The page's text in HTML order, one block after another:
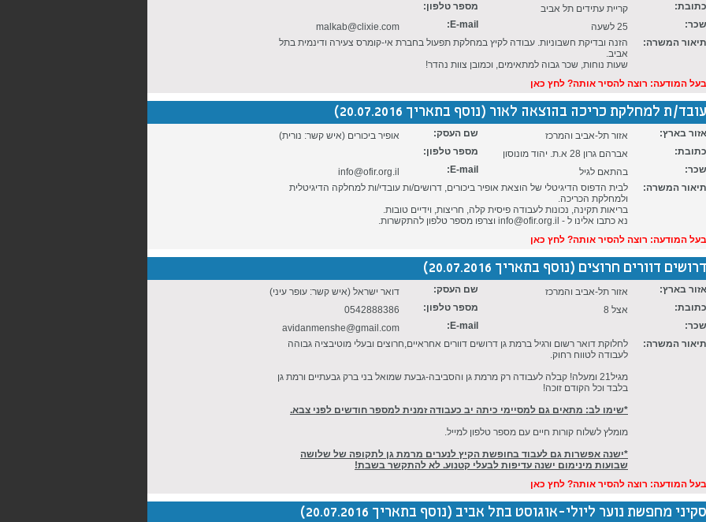
כתובת:
קריית עתידים תל אביב
מספר טלפון:
שכר:
25 לשעה E-mail:
malkab@clixie.com
תיאור המשרה:
הזנה ובדיקת חשבוניות. עבודה לקיץ במחלקת תפעול בחברת אי-קומרס צעירה ודינמית בתל
אביב.
שעות נוחות, שכר גבוה למתאימים, וכמובן צוות נהדר!
בעל המודעה: רוצה להסיר אותה? לחץ כאן
עובד/ת למחלקת כריכה בהוצאה לאור (נוסף בתאריך 20.07.2016)
אזור בארץ: אזור תל-אביב והמרכז שם העסק:
אופיר ביכורים (איש קשר: נורית)
כתובת:
אברהם גרון 28 א.ת. יהוד מונוסון
מספר טלפון:
שכר:
בהתאם לגיל E-mail:
info@ofir.org.il
תיאור המשרה:
לבית הדפוס הדיגיטלי של הוצאת אופיר ביכורים, דרושים/ות עובדי/ות למחלקה הדיגיטלית
ולמחלקת הכריכה.
בריאות תקינה, נכונות לעבודה פיסית קלה, חריצות, וידיים טובות.
נא כתבו אלינו ל - info@ofir.org.il וצרפו מספר טלפון להתקשרות.
בעל המודעה: רוצה להסיר אותה? לחץ כאן
דרושים דוורים חרוצים (נוסף בתאריך 20.07.2016)
אזור בארץ: אזור תל-אביב והמרכז שם העסק:
דואר ישראל (איש קשר: עופר עיני)
כתובת:
אצל 8 מספר טלפון:
0542888386
שכר:
E-mail:
avidanmenshe@gmail.com
תיאור המשרה:
לחלוקת דואר רשום ורגיל ברמת גן דרושים דוורים אחראיים,חרוצים ובעלי מוטיבציה גבוהה
לעבודה לטווח רחוק.
מגיל21 ומעלה! קבלה לעבודה רק מרמת גן והסביבה-גבעת שמואל בני ברק גבעתיים ורמת גן
בלבד וכל הקודם זוכה!
*שימו לב: מתאים גם למסיימי כיתה יב כעבודה זמנית למספר חודשים לפני צבא.
מומלץ לשלוח קורות חיים עם מספר טלפון למייל.
*ישנה אפשרות גם לעבוד בחופשת הקיץ לנערים מרמת גן לתקופה של שלושה
שבועות מינימום ישנה עדיפות לבעלי קטנוע. לא להתקשר בשבת!
בעל המודעה: רוצה להסיר אותה? לחץ כאן
סקיני מחפשת נוער ליולי-אוגוסט בתל אביב (נוסף בתאריך 20.07.2016)